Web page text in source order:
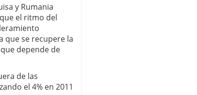
y Rumania
el ritmo del
que se recupere la
depende de
de las
el 4% en 2011